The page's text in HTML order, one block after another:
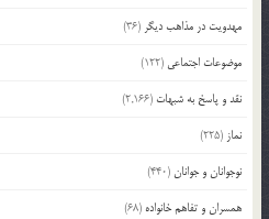
مهدویت در مذاهب دیگر (36)
موضوعات اجتماعی (122)
نقد و پاسخ به شبهات (2,166)
نماز (225)
نوجوانان و جوانان (440)
همسران و تفاهم خانواده (68)